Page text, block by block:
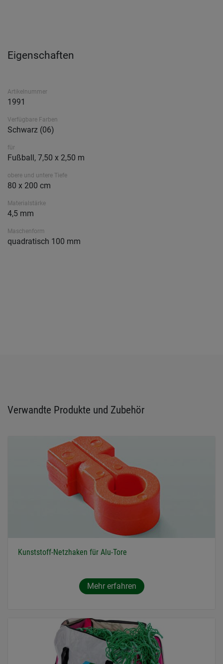
Eigenschaften
Artikelnummer
1991
Verfügbare Farben
Schwarz (06)
für
Fußball, 7,50 x 2,50 m
obere und untere Tiefe
80 x 200 cm
Materialstärke
4,5 mm
Maschenform
quadratisch 100 mm
Verwandte Produkte und Zubehör
Kunststoff-Netzhaken für Alu-Tore
Mehr erfahren